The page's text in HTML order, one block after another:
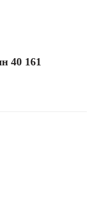
40 161